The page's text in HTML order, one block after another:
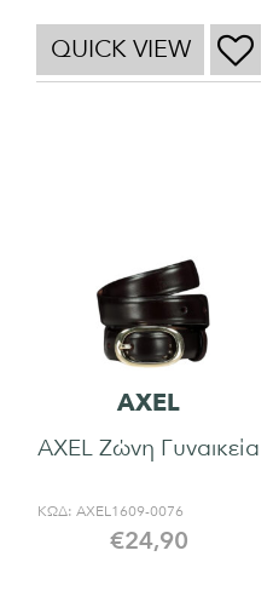
QUICK VIEW
AXEL
AXEL Ζώνη Γυναικεία
ΚΩΔ:AXEL1609-0076
€24,90